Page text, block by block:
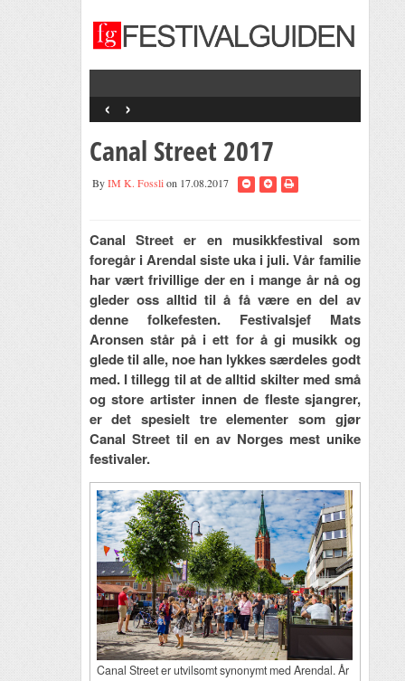
‹ ›
Canal Street 2017
ByIM K. Fosslion 17.08.2017
Canal Street er en musikkfestival som
foregår i Arendal siste uka i juli. Vår familie
har vært frivillige der en i mange år nå og
gleder oss alltid til å få være en del av
denne folkefesten. Festivalsjef Mats
Aronsen står på i ett for å gi musikk og
glede til alle, noe han lykkes særdeles godt
med. I tillegg til at de alltid skilter med små
og store artister innen de fleste sjangrer,
er det spesielt tre elementer som gjør
Canal Street til en av Norges mest unike
festivaler.
Canal Street er utvilsomt synonymt med Arendal. År